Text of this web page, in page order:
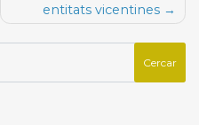
entitats vicentines